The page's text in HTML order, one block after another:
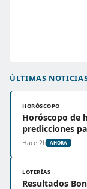
ÚLTIMAS
HORÓSCOPO
Horóscopo de
predicciones
Hace 2h AHORA
LOTERÍAS
Resultados